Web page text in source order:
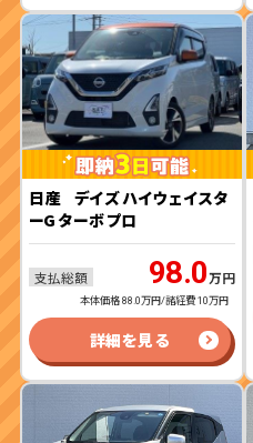
日産 デイズ ハイウェイスタ
ーG ターボ プロ
支払総額 98.0万円
本体価格 88.0万円/諸経費 10万円
詳細を見る